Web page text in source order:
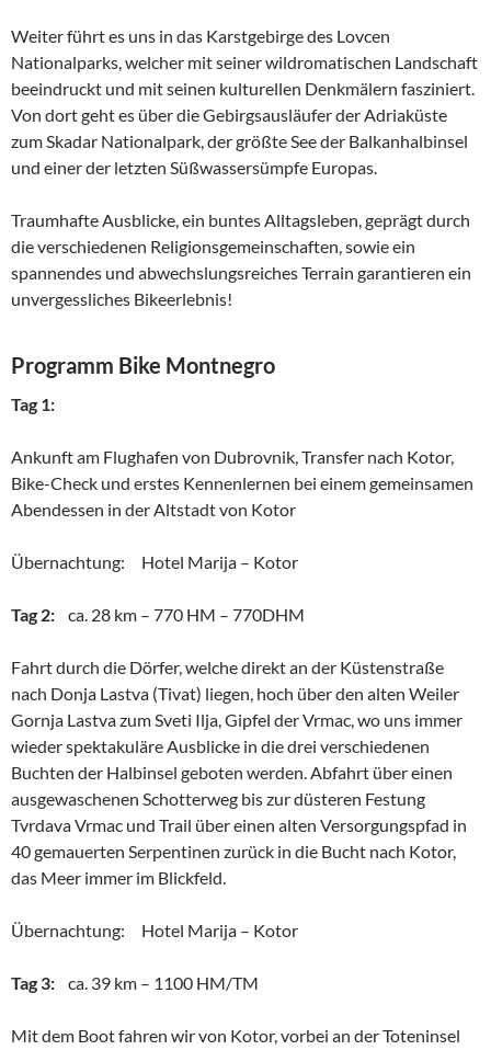
Weiter führt es uns in das Karstgebirge des Lovcen
Nationalparks, welcher mit seiner wildromatischen Landschaft
beeindruckt und mit seinen kulturellen Denkmälern fasziniert.
Von dort geht es über die Gebirgsausläufer der Adriaküste
zum Skadar Nationalpark, der größte See der Balkanhalbinsel
und einer der letzten Süßwassersümpfe Europas.
Traumhafte Ausblicke, ein buntes Alltagsleben, geprägt durch
die verschiedenen Religionsgemeinschaften, sowie ein
spannendes und abwechslungsreiches Terrain garantieren ein
unvergessliches Bikeerlebnis!
Programm Bike Montnegro
Tag 1:
Ankunft am Flughafen von Dubrovnik, Transfer nach Kotor,
Bike-Check und erstes Kennenlernen bei einem gemeinsamen
Abendessen in der Altstadt von Kotor
Übernachtung: Hotel Marija – Kotor
Tag 2: ca. 28 km – 770 HM – 770DHM
Fahrt durch die Dörfer, welche direkt an der Küstenstraße
nach Donja Lastva (Tivat) liegen, hoch über den alten Weiler
Gornja Lastva zum Sveti Ilja, Gipfel der Vrmac, wo uns immer
wieder spektakuläre Ausblicke in die drei verschiedenen
Buchten der Halbinsel geboten werden. Abfahrt über einen
ausgewaschenen Schotterweg bis zur düsteren Festung
Tvrdava Vrmac und Trail über einen alten Versorgungspfad in
40 gemauerten Serpentinen zurück in die Bucht nach Kotor,
das Meer immer im Blickfeld.
Übernachtung: Hotel Marija – Kotor
Tag 3: ca. 39 km – 1100 HM/TM
Mit dem Boot fahren wir von Kotor, vorbei an der Toteninsel